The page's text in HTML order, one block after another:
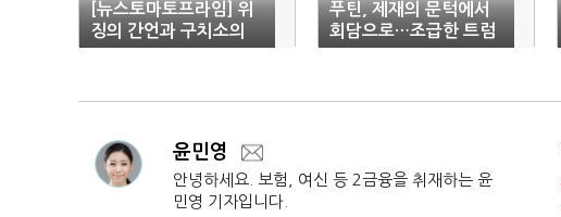
[뉴스토마토프라임] 위
징의 간언과 구치소의
속옷
푸틴, 제재의 문턱에서
회담으로…조급한 트럼
프의 '손짓'
윤민영
안녕하세요. 보험, 여신 등 2금융을 취재하는 윤
민영 기자입니다.